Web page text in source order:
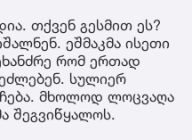
თქვენ გესმით ეს?
ეშმაკმა ისეთი
რომ ერთად
სულიერ
მხოლოდ ლოცვაღა
შეგვიწყალოს.